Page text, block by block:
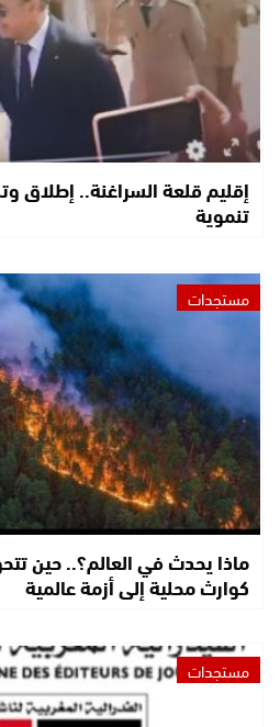
إقليم قلعة السراغنة.. إطلاق
تنموية
مستجدات
ماذا يحدث في العالم؟.. حين
كوارث محلية إلى أزمة عالمية
مستجدات